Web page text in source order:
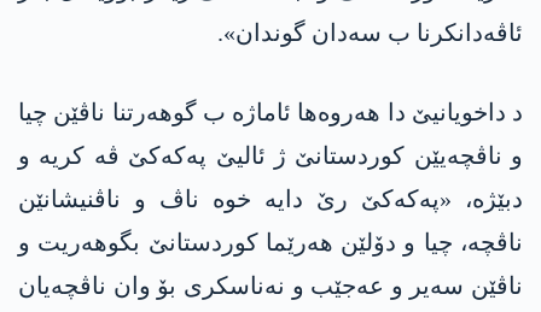
ئاڤەدانکرنا ب سەدان گوندان».
د داخویانیێ دا هەروه‌ها ئاماژە ب گوهەرتنا ناڤێن چیا
و ناڤچەیێن کوردستانێ ژ ئالیێ په‌كه‌كێ ڤە کریە و
دبێژە، «په‌كه‌كێ رێ دایە خوە ناڤ و ناڤنیشانێن
ناڤچە، چیا و دۆلێن هەرێما کوردستانێ بگوهەریت و
ناڤێن سەیر و عەجێب و نەناسکری بۆ وان ناڤچەیان